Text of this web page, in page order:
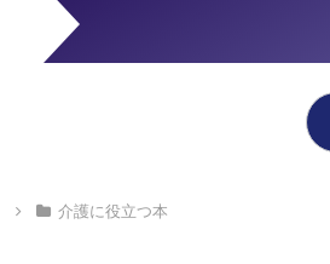
介護に役立つ本